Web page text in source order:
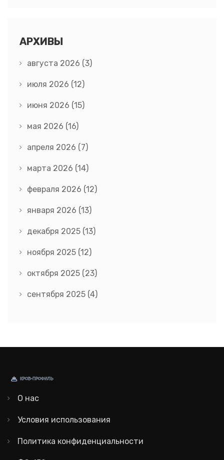
АРХИВЫ
августа 2026 (3)
июля 2026 (12)
июня 2026 (15)
мая 2026 (16)
апреля 2026 (7)
марта 2026 (14)
февраля 2026 (12)
января 2026 (13)
декабря 2025 (13)
ноября 2025 (12)
октября 2025 (23)
сентября 2025 (4)
О нас
Условия использования
Политика конфиденциальности